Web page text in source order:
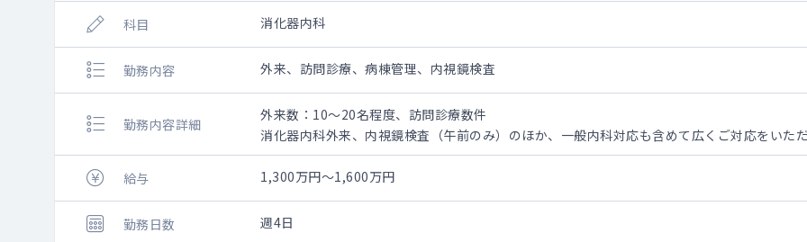
科目 消化器内科
勤務内容 外来、訪問診療、病棟管理、内視鏡検査
勤務内容詳細
外来数：10～20名程度、訪問診療数件
消化器内科外来、内視鏡検査（午前のみ）のほか、一般内科対応も含めて広くご対応をいた
給与 1,300万円～1,600万円
勤務日数 週4日